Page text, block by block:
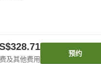
及其他费用
预约